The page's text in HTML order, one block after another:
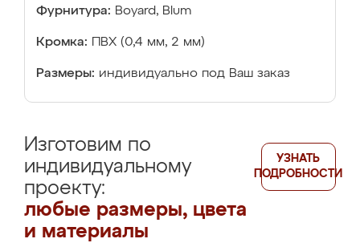
Фурнитура: Boyard, Blum
Кромка: ПВХ (0,4 мм, 2 мм)
Размеры: индивидуально под Ваш заказ
Изготовим по
индивидуальному
проекту:
любые размеры, цвета
и материалы
УЗНАТЬ
ПОДРОБНОСТИ